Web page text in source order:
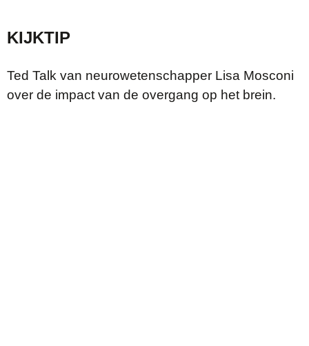
KIJKTIP
Ted Talk van neurowetenschapper Lisa Mosconi
over de impact van de overgang op het brein.